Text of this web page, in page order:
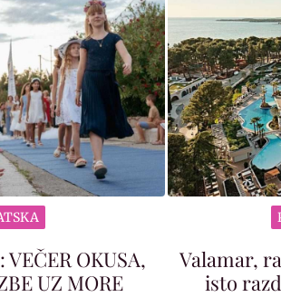
OKUSA,
UZ MORE
Valamar,
isto